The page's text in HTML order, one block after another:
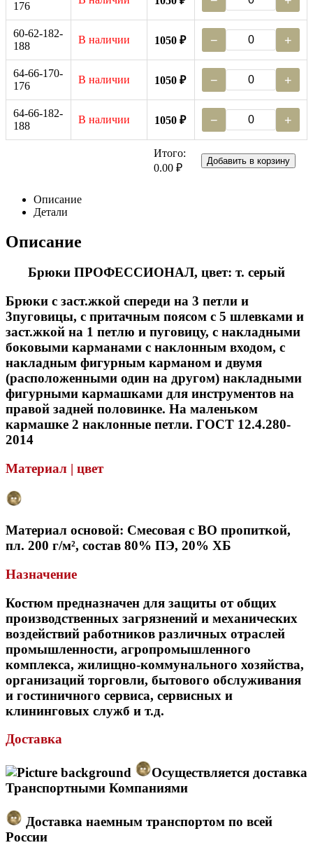
176
60-62-182-
188
В наличии 1050 ₽ − +
64-66-170-
176
В наличии 1050 ₽ − +
64-66-182-
188
В наличии 1050 ₽ − +
Итого:
0.00 ₽
Добавить в корзину
Описание
Детали
Описание
Брюки ПРОФЕССИОНАЛ, цвет: т. серый
Брюки с заст.жкой спереди на 3 петли и
3пуговицы, с притачным поясом с 5 шлевками и
заст.жкой на 1 петлю и пуговицу, с накладными
боковыми карманами с наклонным входом, с
накладным фигурным карманом и двумя
(расположенными один на другом) накладными
фигурными кармашками для инструментов на
правой задней половинке. На маленьком
кармашке 2 наклонные петли. ГОСТ 12.4.280-
2014
Материал | цвет
Материал основой: Смесовая с ВО пропиткой,
пл. 200 г/м², состав 80% ПЭ, 20% ХБ
Назначение
Костюм предназначен для защиты от общих
производственных загрязнений и механических
воздействий работников различных отраслей
промышленности, агропромышленного
комплекса, жилищно-коммунального хозяйства,
организаций торговли, бытового обслуживания
и гостиничного сервиса, сервисных и
клининговых служб и т.д.
Доставка
Осуществляется доставка
Транспортными Компаниями
Доставка наемным транспортом по всей
России